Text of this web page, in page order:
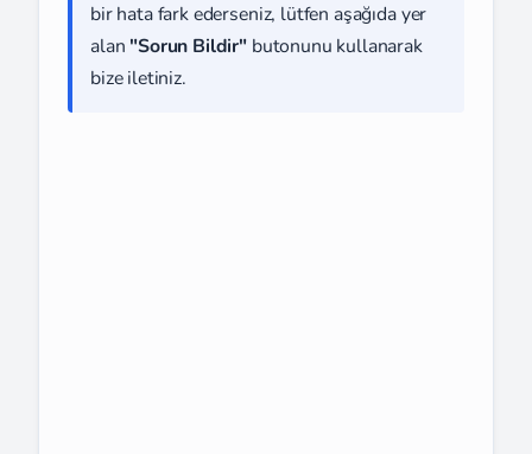
bir hata fark ederseniz, lütfen aşağıda yer
alan "Sorun Bildir" butonunu kullanarak
bize iletiniz.